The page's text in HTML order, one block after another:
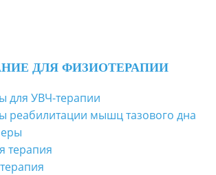
ДЛЯ ФИЗИОТЕРАПИИ
для УВЧ-терапии
реабилитации мышц тазового дна
терапия